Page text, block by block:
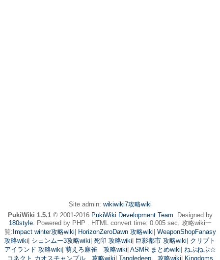
Site admin: wikiwiki7攻略wiki
PukiWiki 1.5.1© 2001-2016 PukiWiki Development Team. Designed by
180style. Powered by PHP . HTML convert time: 0.005 sec. 攻略wiki一
覧: Impact winter攻略wiki HorizonZeroDawn 攻略wiki WeaponShopFanasy
攻略wiki シェンムー3攻略wiki 死印 攻略wiki 巨影都市 攻略wiki クリプト
アイランド 攻略wiki 萌えろ麻雀 攻略wiki ASMR まとめwiki ねぷねぷ☆
コネクト カオスチャンプル 攻略wiki Tangledeep 攻略wiki Kingdoms